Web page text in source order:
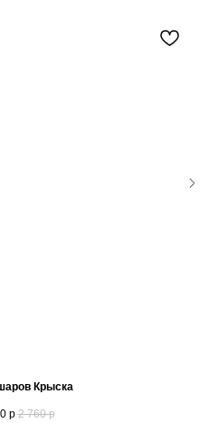
Крыска
р 2 760 р